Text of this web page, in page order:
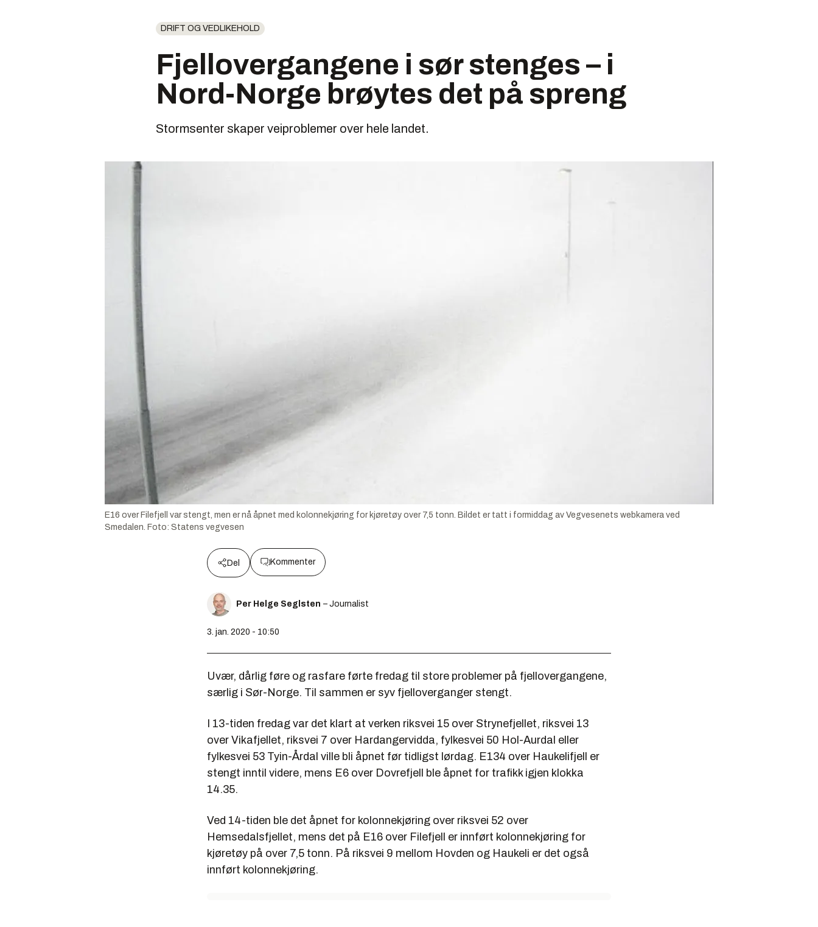
DRIFT OG VEDLIKEHOLD
Fjellovergangene i sør stenges – i
Nord-Norge brøytes det på spreng
Stormsenter skaper veiproblemer over hele landet.
E16 over Filefjell var stengt, men er nå åpnet med kolonnekjøring for kjøretøy over 7,5 tonn. Bildet er tatt i formiddag av Vegvesenets webkamera ved
Smedalen. Foto: Statens vegvesen
Del Kommenter
Per Helge Seglsten – Journalist
3. jan. 2020 - 10:50
Uvær, dårlig føre og rasfare førte fredag til store problemer på fjellovergangene,
særlig i Sør-Norge. Til sammen er syv fjelloverganger stengt.
I 13-tiden fredag var det klart at verken riksvei 15 over Strynefjellet, riksvei 13
over Vikafjellet, riksvei 7 over Hardangervidda, fylkesvei 50 Hol-Aurdal eller
fylkesvei 53 Tyin-Årdal ville bli åpnet før tidligst lørdag. E134 over Haukelifjell er
stengt inntil videre, mens E6 over Dovrefjell ble åpnet for trafikk igjen klokka
14.35.
Ved 14-tiden ble det åpnet for kolonnekjøring over riksvei 52 over
Hemsedalsfjellet, mens det på E16 over Filefjell er innført kolonnekjøring for
kjøretøy på over 7,5 tonn. På riksvei 9 mellom Hovden og Haukeli er det også
innført kolonnekjøring.